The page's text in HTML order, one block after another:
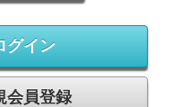
グイン
会員登録